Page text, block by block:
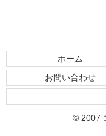
ホーム
お問い合わせ
© 2007